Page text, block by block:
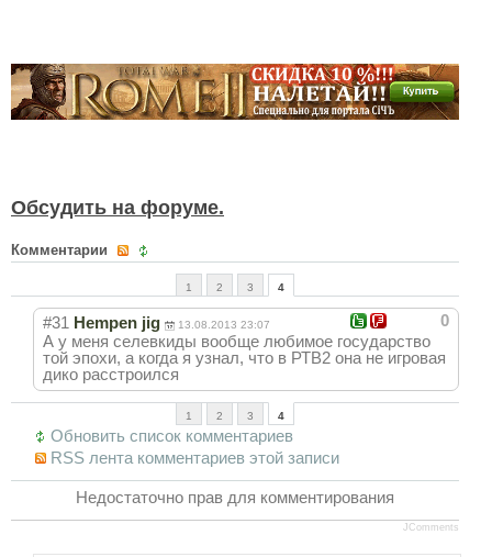
Обсудить на форуме.
Комментарии
1 2 3 4
0
#31 Hempen jig 13.08.2013 23:07
А у меня селевкиды вообще любимое государство
той эпохи, а когда я узнал, что в РТВ2 она не игровая
дико расстроился
1 2 3 4
Обновить список комментариев
RSS лента комментариев этой записи
Недостаточно прав для комментирования
JComments